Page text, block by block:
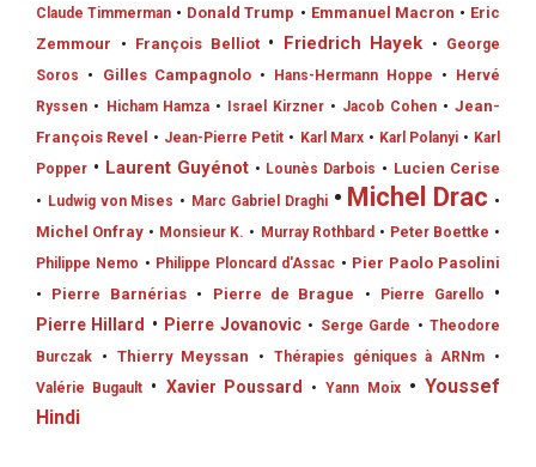
Claude Timmerman • Donald Trump • Emmanuel Macron • Eric
Zemmour
• François Belliot • Friedrich Hayek •
George
Soros
• Gilles Campagnolo • Hans-Hermann Hoppe •
Hervé
Ryssen • Hicham Hamza • Israel Kirzner • Jacob Cohen • Jean-
François Revel
• Jean-Pierre Petit • Karl Marx • Karl Polanyi • Karl
Popper • Laurent Guyénot • Lounès Darbois • Lucien Cerise
• Ludwig von Mises • Marc Gabriel Draghi • Michel Drac •
Michel Onfray • Monsieur K. • Murray Rothbard • Peter Boettke •
Philippe Nemo • Philippe Ploncard d'Assac • Pier Paolo Pasolini
•
Pierre Barnérias • Pierre de Brague • Pierre Garello
•
Pierre Hillard
• Pierre Jovanovic • Serge Garde • Theodore
Burczak
• Thierry Meyssan • Thérapies géniques à ARNm
•
Valérie Bugault • Xavier Poussard • Yann Moix • Youssef
Hindi